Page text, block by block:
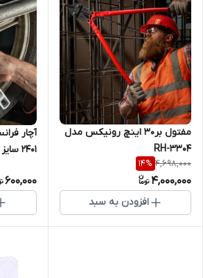
مفتول بر30 اینچ رونیکس مدل
RH-3304
4,698,000
14%
4,000,000
افزودن به سبد
2401 سایز ۶ اینچ
600,000